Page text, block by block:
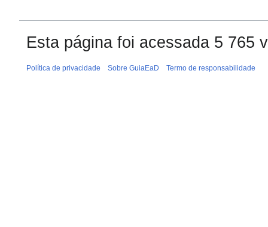
Esta página foi acessada 5 765
Política de privacidade Sobre GuiaEaD Termo de responsabilidade